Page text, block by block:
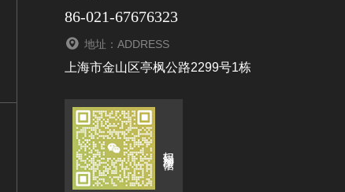
86-021-67676323
地址：ADDRESS
上海市金山区亭枫公路2299号1栋